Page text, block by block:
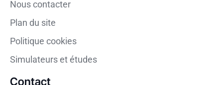
Nous contacter
Plan du site
Politique cookies
Simulateurs et études
Contact